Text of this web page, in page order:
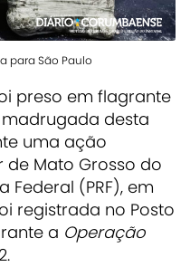
para São Paulo
preso em flagrante
desta
uma ação
de Mato Grosso do
Federal (PRF), em
registrada no Posto
a Operação